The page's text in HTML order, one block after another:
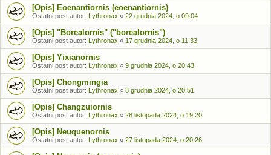
[Opis] Eoenantiornis (eoenantiornis)
Ostatni post autor: Lythronax « 22 grudnia 2024, o 09:04
[Opis] "Borealornis" ("borealornis")
Ostatni post autor: Lythronax « 17 grudnia 2024, o 11:33
[Opis] Yixianornis
Ostatni post autor: Lythronax « 9 grudnia 2024, o 20:43
[Opis] Chongmingia
Ostatni post autor: Lythronax « 8 grudnia 2024, o 20:51
[Opis] Changzuiornis
Ostatni post autor: Lythronax « 28 listopada 2024, o 19:20
[Opis] Neuquenornis
Ostatni post autor: Lythronax « 27 listopada 2024, o 20:26